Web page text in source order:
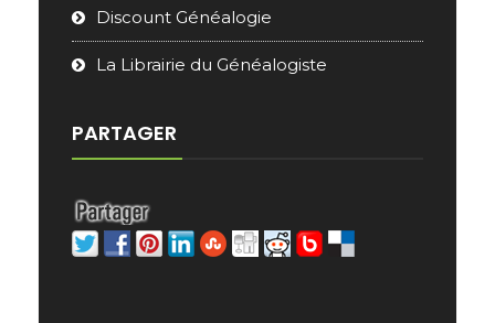
Discount Généalogie
La Librairie du Généalogiste
PARTAGER